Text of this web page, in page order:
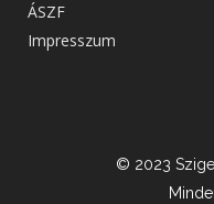
ÁSZF
Impresszum
© 2023